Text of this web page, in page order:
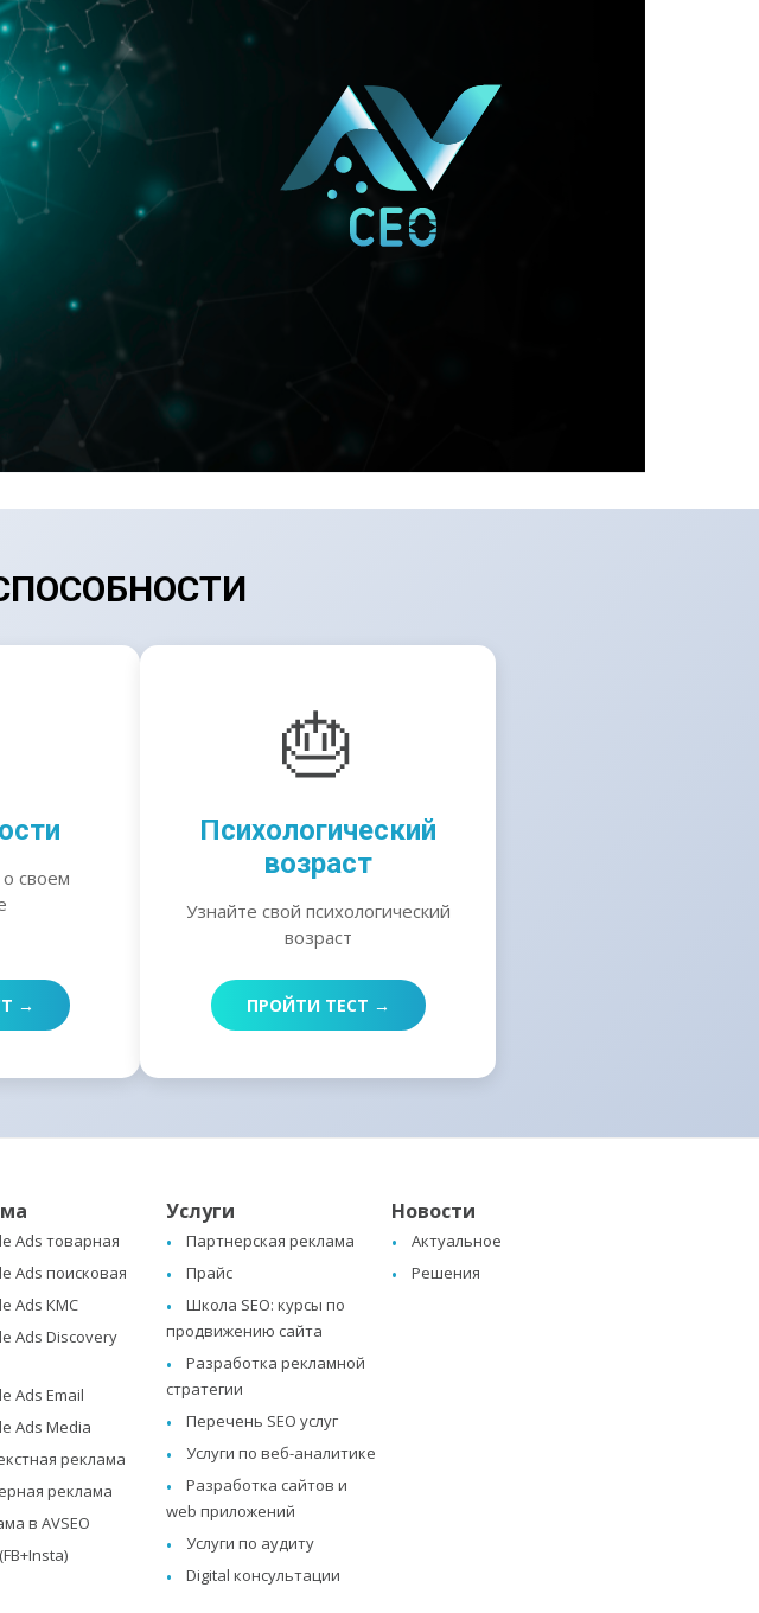
своем
→
🎂
Психологический
возраст
Узнайте свой психологический
возраст
ПРОЙТИ ТЕСТ →
Ads товарная
Ads поисковая
Ads КМС
Ads Discovery
Ads Email
Ads Media
реклама
реклама
в AVSEO
Услуги
Партнерская реклама
Прайс
Школа SEO: курсы по
продвижению сайта
Разработка рекламной
стратегии
Перечень SEO услуг
Услуги по веб-аналитике
Разработка сайтов и
web приложений
Услуги по аудиту
Digital консультации
Новости
Актуальное
Решения